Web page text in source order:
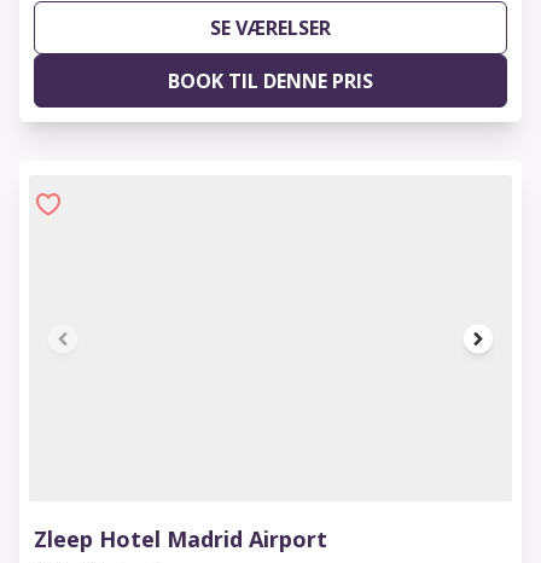
SE VÆRELSER
BOOK TIL DENNE PRIS
Zleep Hotel Madrid Airport